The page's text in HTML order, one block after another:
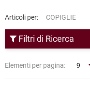
Articoli per: COPIGLIE
Filtri di Ricerca
Elementi per pagina: